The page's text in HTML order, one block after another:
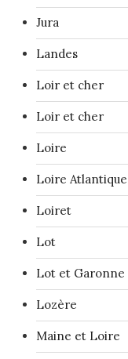
Jura
Landes
Loir et cher
Loir et cher
Loire
Loire Atlantique
Loiret
Lot
Lot et Garonne
Lozère
Maine et Loire